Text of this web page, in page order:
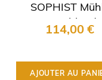
SOPHIST
corne blonde
114,00 €
AJOUTER AU